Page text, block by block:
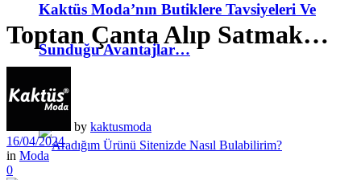
Kaktüs Moda’nın Butiklere Tavsiyeleri Ve
Sunduğu Avantajlar…
SSS
Toptan Çanta Alıp Satmak…
by kaktusmoda
16/04/2024
in Moda
0